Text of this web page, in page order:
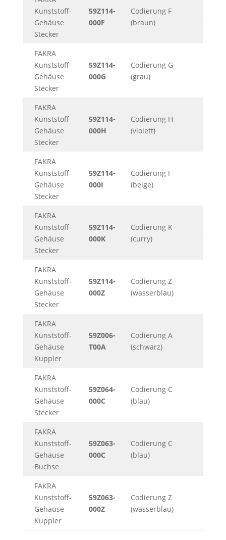
Kunststoff-
Gehäuse
Stecker
59Z114-
000F
Codierung F
(braun)
482KB
FAKRA
Kunststoff-
Gehäuse
Stecker
59Z114-
000G
Codierung G
(grau)
482KB
FAKRA
Kunststoff-
Gehäuse
Stecker
59Z114-
000H
Codierung H
(violett)
482KB
FAKRA
Kunststoff-
Gehäuse
Stecker
59Z114-
000I
Codierung I
(beige)
482KB
FAKRA
Kunststoff-
Gehäuse
Stecker
59Z114-
000K
Codierung K
(curry)
482KB
FAKRA
Kunststoff-
Gehäuse
Stecker
59Z114-
000Z
Codierung Z
(wasserblau)
482KB
FAKRA
Kunststoff-
Gehäuse
Kuppler
59Z006-
T00A
Codierung A
(schwarz)
796KB
FAKRA
Kunststoff-
Gehäuse
Stecker
59Z064-
000C
Codierung C
(blau)
63KB
FAKRA
Kunststoff-
Gehäuse
Buchse
59Z063-
000C
Codierung C
(blau)
643KB
FAKRA
Kunststoff-
Gehäuse
Kuppler
59Z063-
000Z
Codierung Z
(wasserblau)
643KB